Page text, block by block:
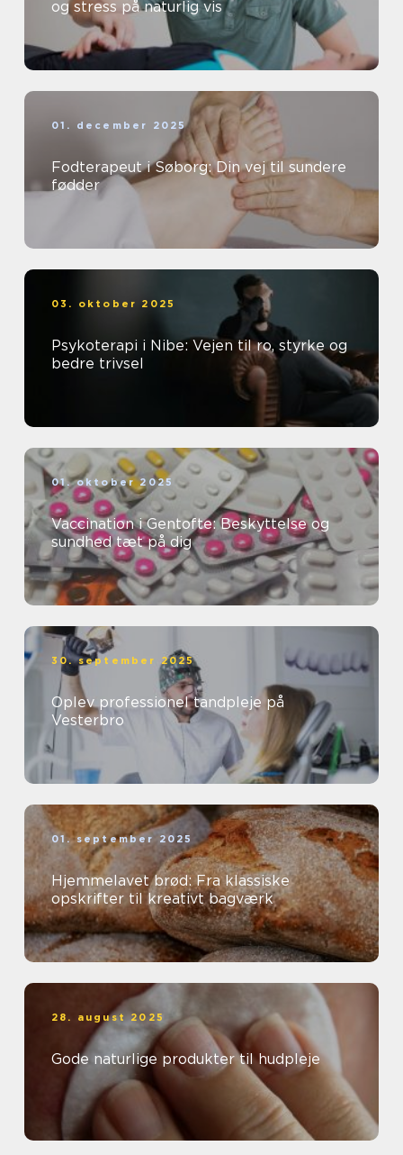
og stress på naturlig vis
01. december 2025
Fodterapeut i Søborg: Din vej til sundere
fødder
03. oktober 2025
Psykoterapi i Nibe: Vejen til ro, styrke og
bedre trivsel
01. oktober 2025
Vaccination i Gentofte: Beskyttelse og
sundhed tæt på dig
30. september 2025
Oplev professionel tandpleje på
Vesterbro
01. september 2025
Hjemmelavet brød: Fra klassiske
opskrifter til kreativt bagværk
28. august 2025
Gode naturlige produkter til hudpleje